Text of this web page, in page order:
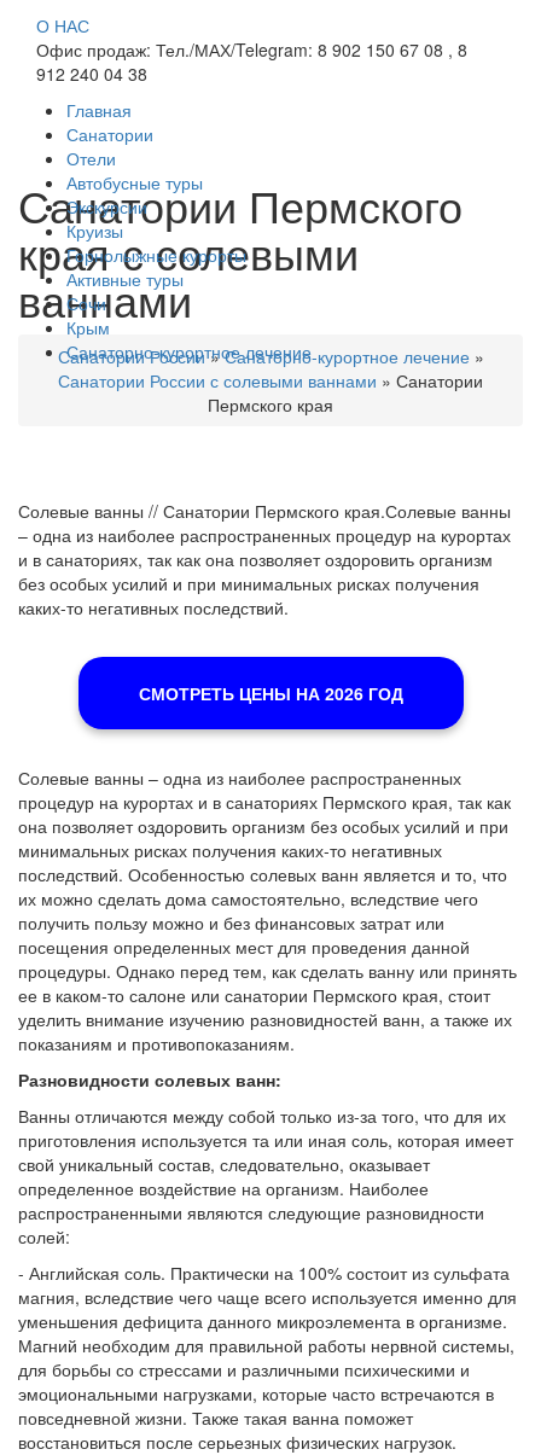
О НАС
Офис продаж: Тел./МАХ/Telegram: 8 902 150 67 08 , 8
912 240 04 38
Главная
Санатории
Отели
Автобусные туры
Экскурсии
Круизы
Горнолыжные курорты
Активные туры
Сочи
Крым
Санаторно-курортное лечение
Санатории Пермского
края с солевыми
ваннами
Санатории России»Санаторно-курортное лечение»
Санатории России с солевыми ваннами » Санатории
Пермского края
Солевые ванны // Санатории Пермского края.Солевые ванны
– одна из наиболее распространенных процедур на курортах
и в санаториях, так как она позволяет оздоровить организм
без особых усилий и при минимальных рисках получения
каких-то негативных последствий.
СМОТРЕТЬ ЦЕНЫ НА 2026 ГОД
Солевые ванны – одна из наиболее распространенных
процедур на курортах и в санаториях Пермского края, так как
она позволяет оздоровить организм без особых усилий и при
минимальных рисках получения каких-то негативных
последствий. Особенностью солевых ванн является и то, что
их можно сделать дома самостоятельно, вследствие чего
получить пользу можно и без финансовых затрат или
посещения определенных мест для проведения данной
процедуры. Однако перед тем, как сделать ванну или принять
ее в каком-то салоне или санатории Пермского края, стоит
уделить внимание изучению разновидностей ванн, а также их
показаниям и противопоказаниям.
Разновидности солевых ванн:
Ванны отличаются между собой только из-за того, что для их
приготовления используется та или иная соль, которая имеет
свой уникальный состав, следовательно, оказывает
определенное воздействие на организм. Наиболее
распространенными являются следующие разновидности
солей:
- Английская соль. Практически на 100% состоит из сульфата
магния, вследствие чего чаще всего используется именно для
уменьшения дефицита данного микроэлемента в организме.
Магний необходим для правильной работы нервной системы,
для борьбы со стрессами и различными психическими и
эмоциональными нагрузками, которые часто встречаются в
повседневной жизни. Также такая ванна поможет
восстановиться после серьезных физических нагрузок.